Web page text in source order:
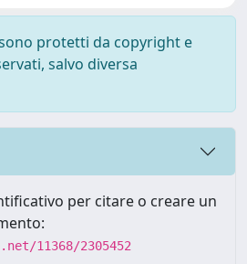
protetti da copyright e
salvo diversa
per citare o creare un
11368/2305452